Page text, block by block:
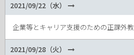
2021/09/22（水）
企業等とキャリア支援のための正課外
2021/09/28（火）